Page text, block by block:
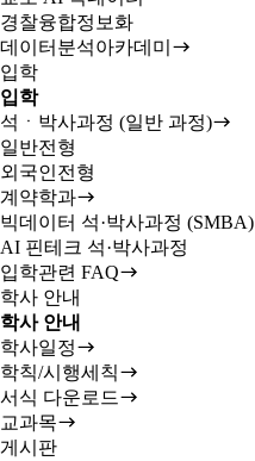
경찰융합정보화
데이터분석아카데미
입학
입학
석ㆍ박사과정 (일반 과정)
일반전형
외국인전형
계약학과
빅데이터 석·박사과정 (SMBA)
AI 핀테크 석·박사과정
입학관련 FAQ
학사 안내
학사 안내
학사일정
학칙/시행세칙
서식 다운로드
교과목
게시판